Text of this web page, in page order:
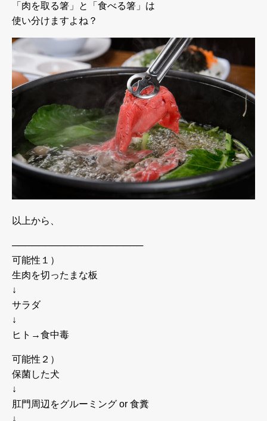
「肉を取る箸」と「食べる箸」は
使い分けますよね？
以上から、
────────────────────
可能性１）
生肉を切ったまな板
↓
サラダ
↓
ヒト→食中毒
可能性２）
保菌した犬
↓
肛門周辺をグルーミング or 食糞